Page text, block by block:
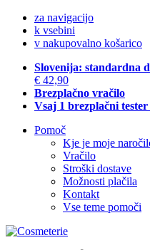
za navigacijo
k vsebini
v nakupovalno košarico
Slovenija: standardna
€ 42,90
Brezplačno vračilo
Vsaj 1 brezplačni tester
Pomoč
Kje je moje
Vračilo
Stroški dostave
Možnosti plačila
Kontakt
Vse teme pomoči